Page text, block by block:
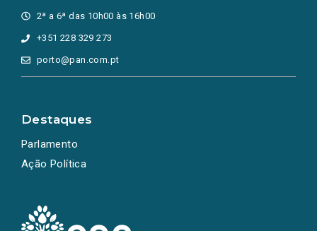
2ª a 6ª das 10h00 às 16h00
+351 228 329 273
porto@pan.com.pt
Destaques
Parlamento
Ação Política